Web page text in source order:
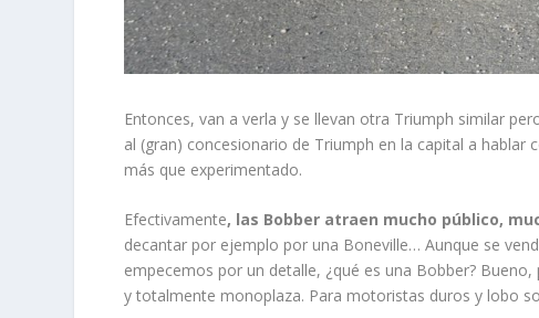
Entonces, van a verla y se llevan otra Triumph similar
al (gran) concesionario de Triumph en la capital a
más que experimentado.
Efectivamente, las Bobber atraen mucho público,
decantar por ejemplo por una Boneville… Aunque se
empecemos por un detalle, ¿qué es una Bobber?
y totalmente monoplaza. Para motoristas duros y lobo